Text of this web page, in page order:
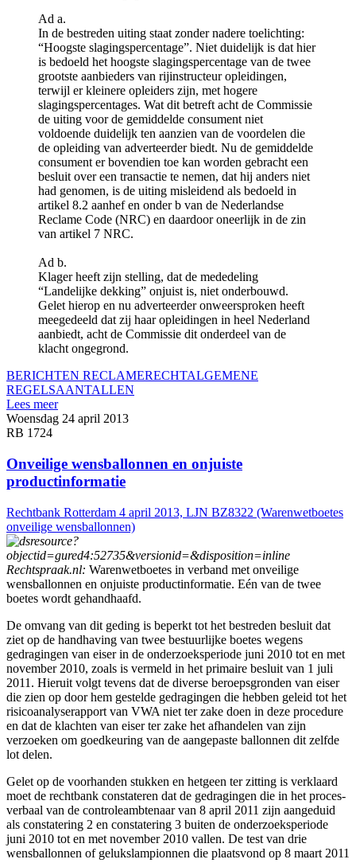
Ad a.
In de bestreden uiting staat zonder nadere toelichting:
“Hoogste slagingspercentage”. Niet duidelijk is dat hier
is bedoeld het hoogste slagingspercentage van de twee
grootste aanbieders van rijinstructeur opleidingen,
terwijl er kleinere opleiders zijn, met hogere
slagingspercentages. Wat dit betreft acht de Commissie
de uiting voor de gemiddelde consument niet
voldoende duidelijk ten aanzien van de voordelen die
de opleiding van adverteerder biedt. Nu de gemiddelde
consument er bovendien toe kan worden gebracht een
besluit over een transactie te nemen, dat hij anders niet
had genomen, is de uiting misleidend als bedoeld in
artikel 8.2 aanhef en onder b van de Nederlandse
Reclame Code (NRC) en daardoor oneerlijk in de zin
van artikel 7 NRC.
Ad b.
Klager heeft zijn stelling, dat de mededeling
“Landelijke dekking” onjuist is, niet onderbouwd.
Gelet hierop en nu adverteerder onweersproken heeft
meegedeeld dat zij haar opleidingen in heel Nederland
aanbiedt, acht de Commissie dit onderdeel van de
klacht ongegrond.
BERICHTEN RECLAMERECHTALGEMENE
REGELSAANTALLEN
Lees meer
Woensdag 24 april 2013
RB 1724
Onveilige wensballonnen en onjuiste
productinformatie
Rechtbank Rotterdam 4 april 2013, LJN BZ8322 (Warenwetboetes
onveilige wensballonnen)
Rechtspraak.nl: Warenwetboetes in verband met onveilige
wensballonnen en onjuiste productinformatie. Eén van de twee
boetes wordt gehandhaafd.
De omvang van dit geding is beperkt tot het bestreden besluit dat
ziet op de handhaving van twee bestuurlijke boetes wegens
gedragingen van eiser in de onderzoeksperiode juni 2010 tot en met
november 2010, zoals is vermeld in het primaire besluit van 1 juli
2011. Hieruit volgt tevens dat de diverse beroepsgronden van eiser
die zien op door hem gestelde gedragingen die hebben geleid tot het
risicoanalyserapport van VWA niet ter zake doen in deze procedure
en dat de klachten van eiser ter zake het afhandelen van zijn
verzoeken om goedkeuring van de aangepaste ballonnen dit zelfde
lot delen.
Gelet op de voorhanden stukken en hetgeen ter zitting is verklaard
moet de rechtbank constateren dat de gedragingen die in het proces-
verbaal van de controleambtenaar van 8 april 2011 zijn aangeduid
als constatering 2 en constatering 3 buiten de onderzoeksperiode
juni 2010 tot en met november 2010 vallen. De test van drie
wensballonnen of gelukslampionnen die plaatsvond op 8 maart 2011